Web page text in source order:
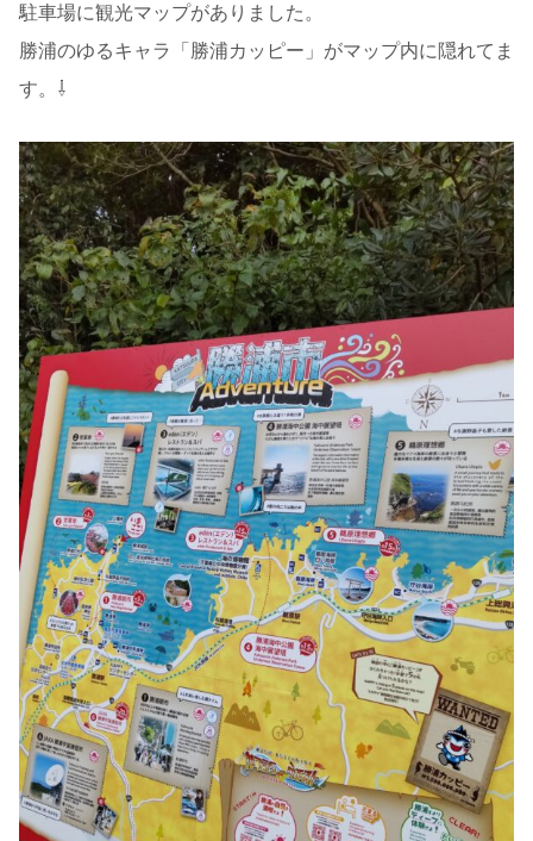
駐車場に観光マップがありました。
勝浦のゆるキャラ「勝浦カッピー」がマップ内に隠れてま
す。⇩